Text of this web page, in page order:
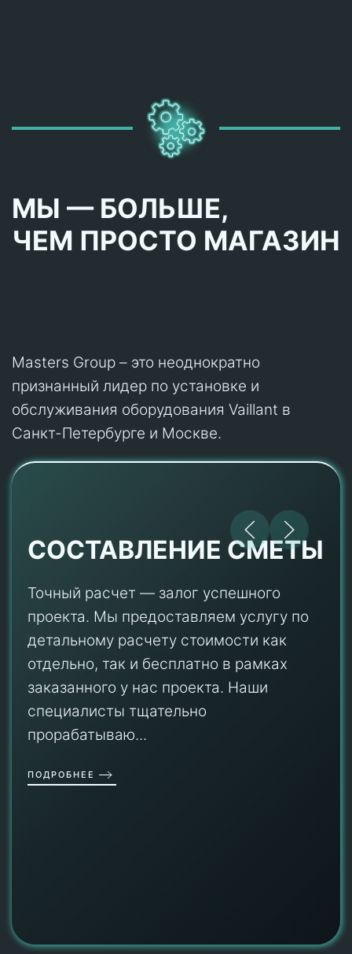
МЫ — БОЛЬШЕ,
ЧЕМ ПРОСТО МАГАЗИН
Masters Group – это неоднократно
признанный лидер по установке и
обслуживания оборудования Vaillant в
Санкт-Петербурге и Москве.
СОСТАВЛЕНИЕ СМЕТЫ
Точный расчет — залог успешного
проекта. Мы предоставляем услугу по
детальному расчету стоимости как
отдельно, так и бесплатно в рамках
заказанного у нас проекта. Наши
специалисты тщательно
прорабатываю...
ПОДРОБНЕЕ